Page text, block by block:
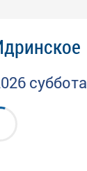
суббота